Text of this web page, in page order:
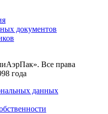
документов
Все права
года
данных